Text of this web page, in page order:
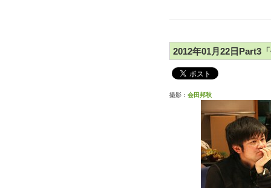
2012年01月22日Part3
撮影： 会田邦秋